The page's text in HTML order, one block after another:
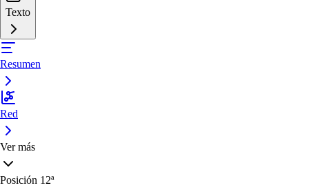
Texto
Resumen
Red
Ver más
Posición 12ª